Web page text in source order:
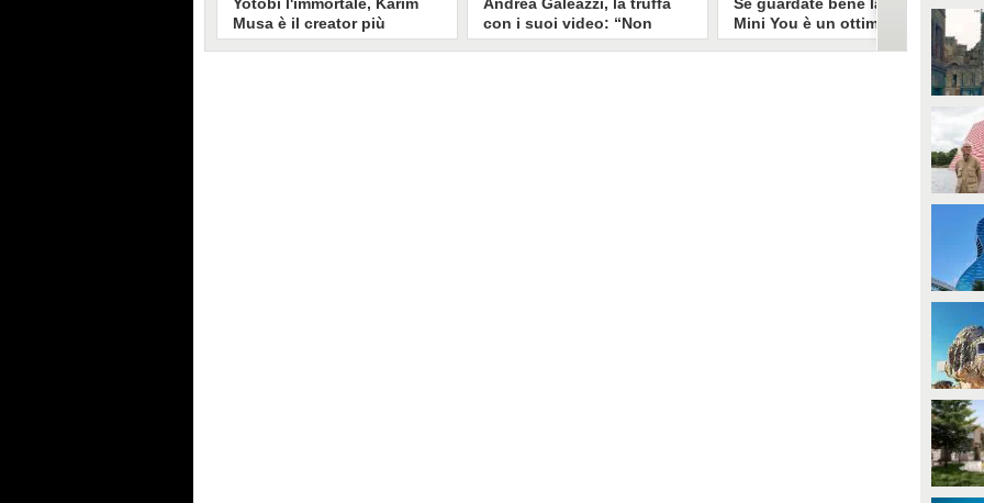
Musa è il creator più
longevo in Italia: il suo
con i suoi video: “Non
sono io quello. Mi hanno
Mini You è un ottimo modo
per regalare i dati
Il nuovo trend su Instagram, Mini
You, in cui si pubblica una foto da
generativa. Si stimano 40 milioni